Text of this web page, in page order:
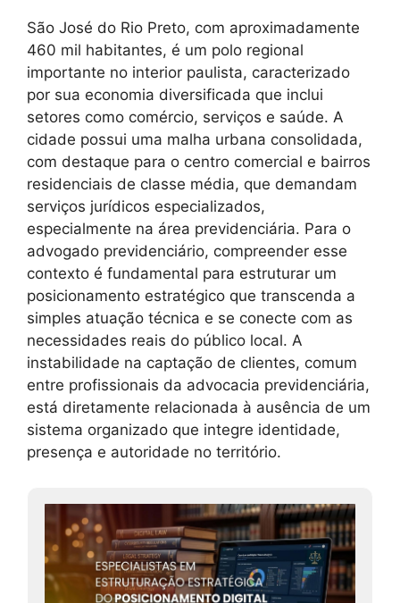
São José do Rio Preto, com aproximadamente
460 mil habitantes, é um polo regional
importante no interior paulista, caracterizado
por sua economia diversificada que inclui
setores como comércio, serviços e saúde. A
cidade possui uma malha urbana consolidada,
com destaque para o centro comercial e bairros
residenciais de classe média, que demandam
serviços jurídicos especializados,
especialmente na área previdenciária. Para o
advogado previdenciário, compreender esse
contexto é fundamental para estruturar um
posicionamento estratégico que transcenda a
simples atuação técnica e se conecte com as
necessidades reais do público local. A
instabilidade na captação de clientes, comum
entre profissionais da advocacia previdenciária,
está diretamente relacionada à ausência de um
sistema organizado que integre identidade,
presença e autoridade no território.